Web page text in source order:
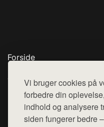
Vi bruger cookies på
forbedre din
indhold og analysere
siden fungerer bedre
Forside
Top Rabatter
Kontakt